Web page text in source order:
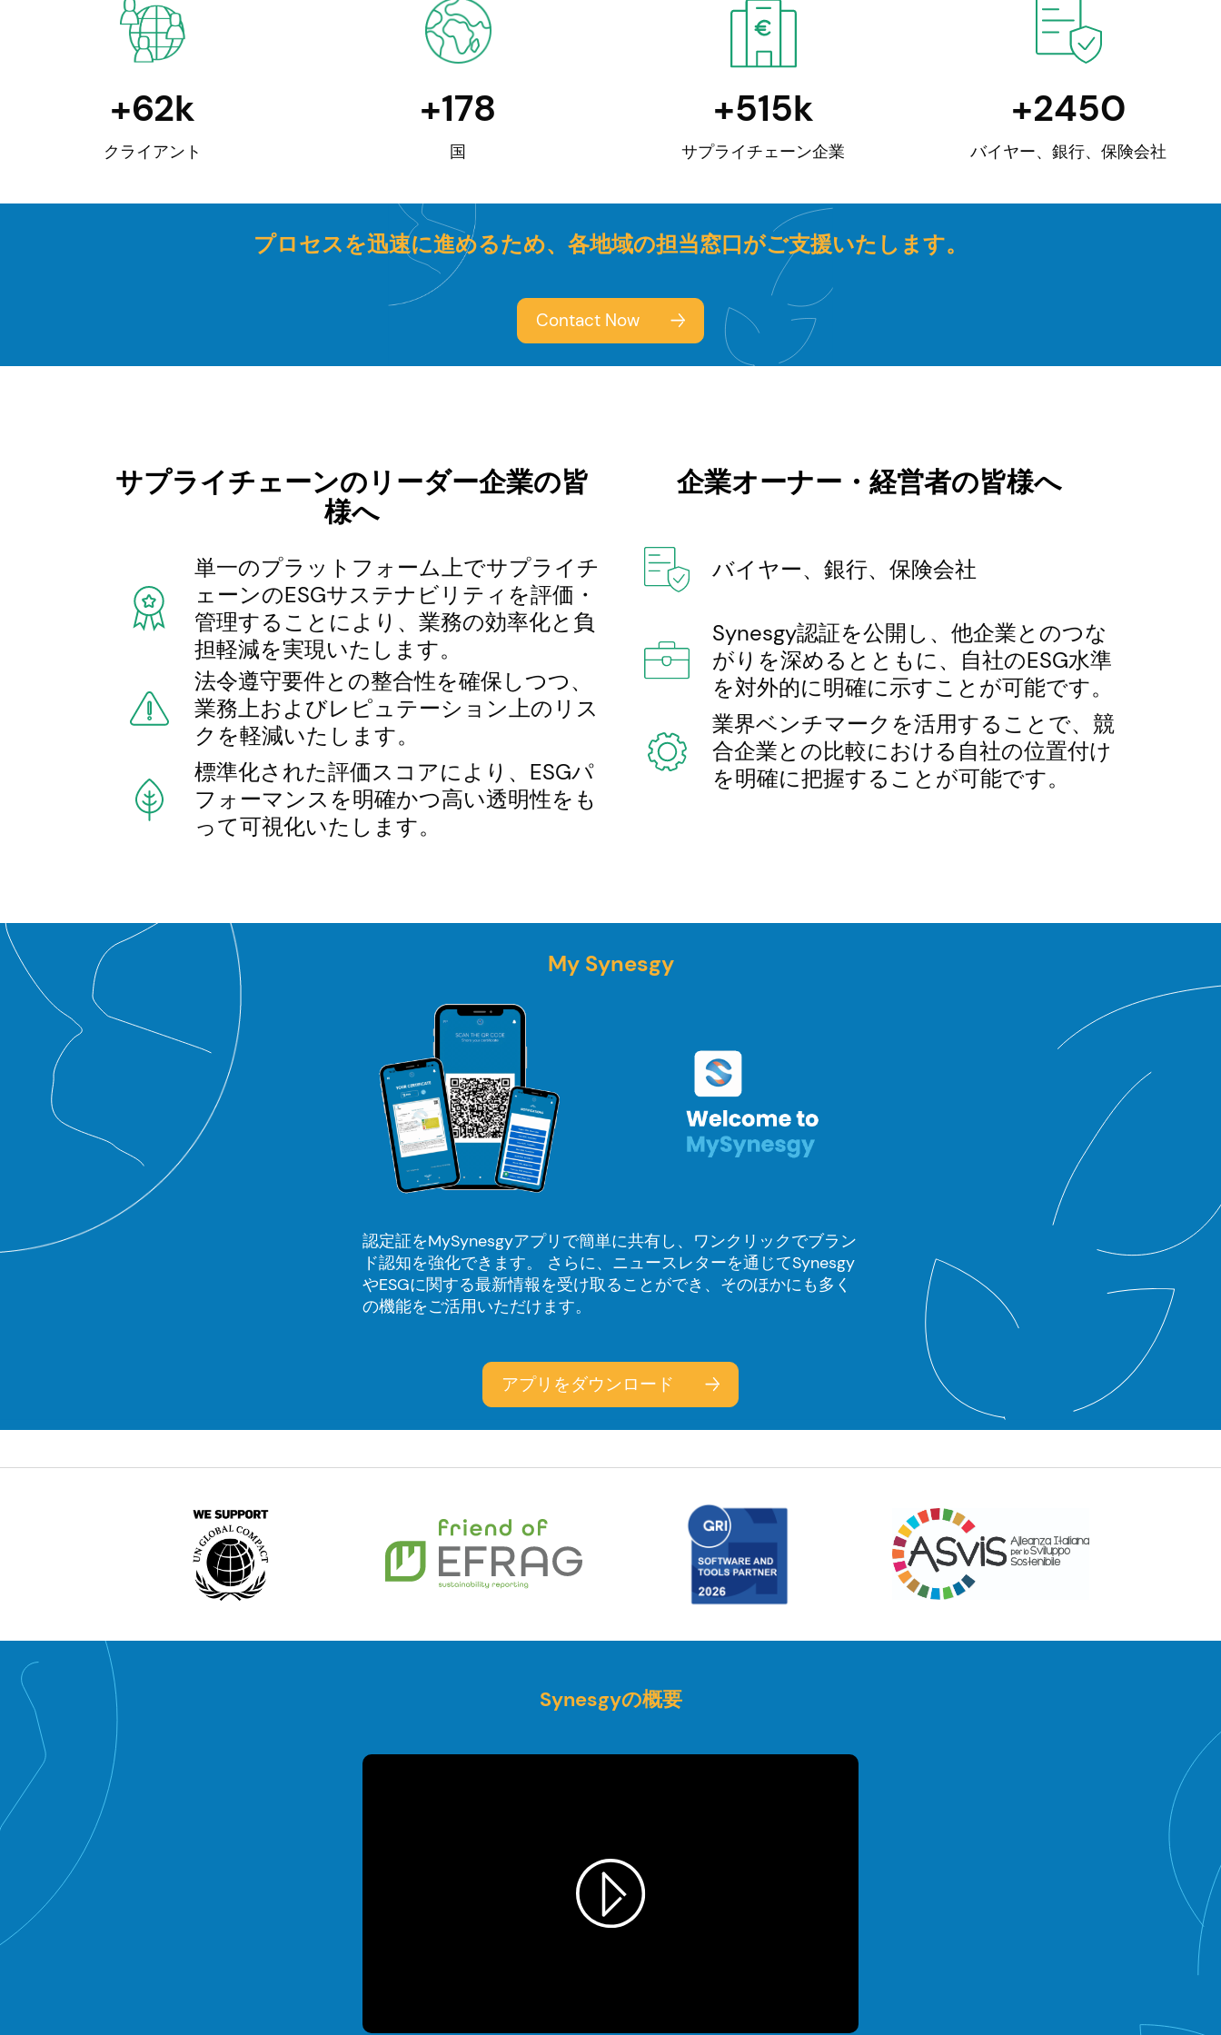
+63k
クライアント
+181
国
+524k
サプライチェーン企業
+2492
バイヤー、銀行、保険会社
プロセスを迅速に進めるため、各地域の担当窓口がご支援いたします。
Contact Now
サプライチェーンのリーダー企業の皆
様へ
単一のプラットフォーム上でサプライチ
ェーンのESGサステナビリティを評価・
管理することにより、業務の効率化と負
担軽減を実現いたします。
法令遵守要件との整合性を確保しつつ、
業務上およびレピュテーション上のリス
クを軽減いたします。
標準化された評価スコアにより、ESGパ
フォーマンスを明確かつ高い透明性をも
って可視化いたします。
企業オーナー・経営者の皆様へ
バイヤー、銀行、保険会社
Synesgy認証を公開し、他企業とのつな
がりを深めるとともに、自社のESG水準
を対外的に明確に示すことが可能です。
業界ベンチマークを活用することで、競
合企業との比較における自社の位置付け
を明確に把握することが可能です。
My Synesgy
認定証をMySynesgyアプリで簡単に共有し、ワンクリックでブラン
ド認知を強化できます。 さらに、ニュースレターを通じてSynesgy
やESGに関する最新情報を受け取ることができ、そのほかにも多く
の機能をご活用いただけます。
アプリをダウンロード
Synesgyの概要